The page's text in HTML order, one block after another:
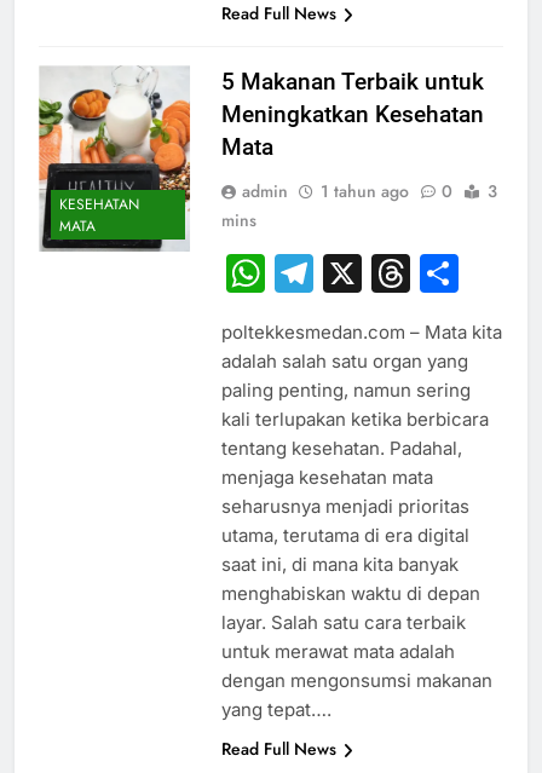
Read Full News
KESEHATAN
MATA
5 Makanan Terbaik untuk
Meningkatkan Kesehatan
Mata
admin 1 tahun ago 0
3
mins
WhatsApp
Telegram
X
poltekkesmedan.com – Mata kita
adalah salah satu organ yang
paling penting, namun sering
kali terlupakan ketika berbicara
tentang kesehatan. Padahal,
menjaga kesehatan mata
seharusnya menjadi prioritas
utama, terutama di era digital
saat ini, di mana kita banyak
menghabiskan waktu di depan
layar. Salah satu cara terbaik
untuk merawat mata adalah
dengan mengonsumsi makanan
yang tepat….
Read Full News